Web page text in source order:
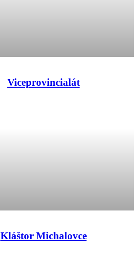
Viceprovincialát
Kláštor Michalovce